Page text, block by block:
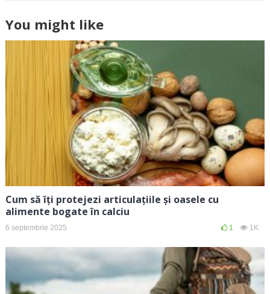
You might like
Cum să îți protejezi articulațiile și oasele cu
alimente bogate în calciu
6 septembrie 2025 1 1K